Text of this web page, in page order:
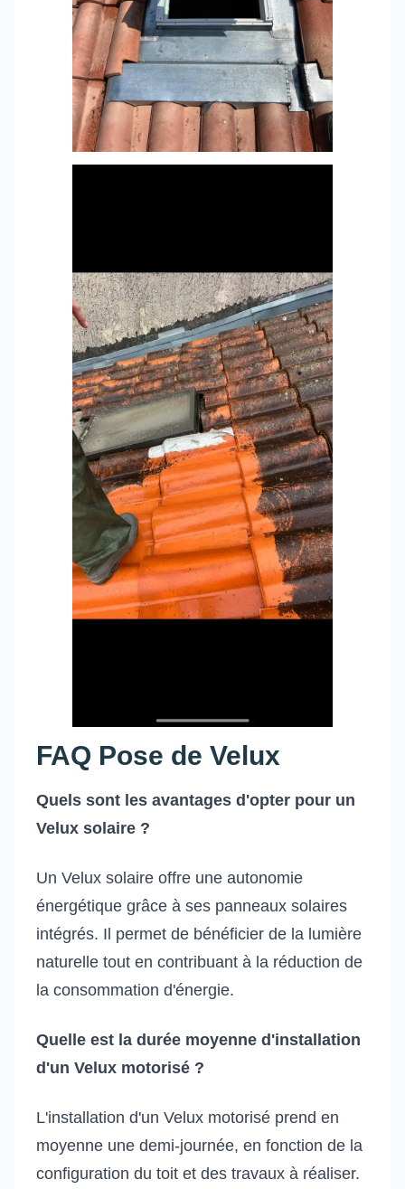
FAQ Pose de Velux
Quels sont les avantages d'opter pour un
Velux solaire ?
Un Velux solaire offre une autonomie
énergétique grâce à ses panneaux solaires
intégrés. Il permet de bénéficier de la lumière
naturelle tout en contribuant à la réduction de
la consommation d'énergie.
Quelle est la durée moyenne d'installation
d'un Velux motorisé ?
L'installation d'un Velux motorisé prend en
moyenne une demi-journée, en fonction de la
configuration du toit et des travaux à réaliser.